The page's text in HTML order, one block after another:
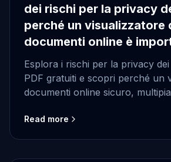
dei rischi per la privacy
perché un visualizzatore
documenti online è
Esplora i rischi per la privacy
PDF gratuiti e scopri perché un
documenti online sicuro,
scelta più sicura.
Read more